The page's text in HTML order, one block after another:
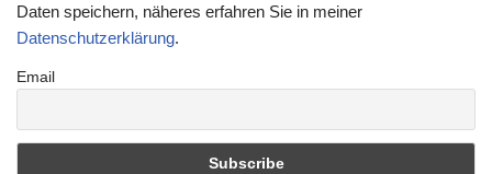
Daten speichern, näheres erfahren Sie in meiner
Datenschutzerklärung.
Email